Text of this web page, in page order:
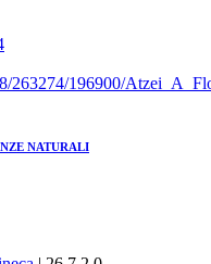
263274/196900/
NATURALI